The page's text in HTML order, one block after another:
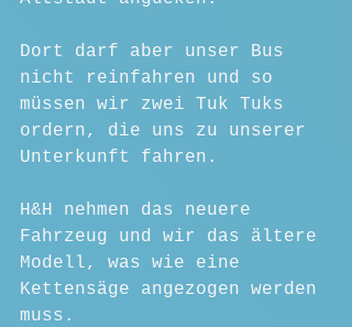
Dort darf aber unser Bus
nicht reinfahren und so
müssen wir zwei Tuk Tuks
ordern, die uns zu unserer
Unterkunft fahren.
H&H nehmen das neuere
Fahrzeug und wir das ältere
Modell, was wie eine
Kettensäge angezogen werden
muss.